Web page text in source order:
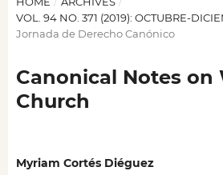
VOL. 94 NO. 371 (2019): OCTUBRE-
Jornada de Derecho Canónico
Canonical Notes on
Church
Myriam Cortés Diéguez